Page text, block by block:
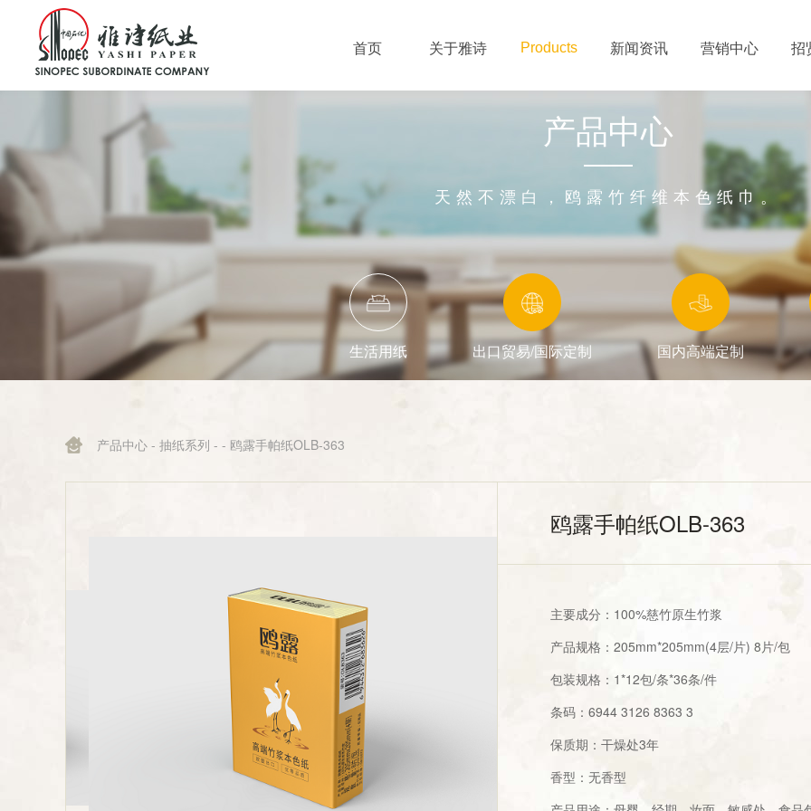
首页 关于雅诗 Products 新闻资讯 营销中心 招
产品中心
天然不漂白，鸥露竹纤维本色纸巾。
生活用纸 出口贸易/国际定制 国内高端定制
产品中心 - 抽纸系列 - - 鸥露手帕纸OLB-363
鸥露手帕纸OLB-363
主要成分：100%慈竹原生竹浆
产品规格：205mm*205mm(4层/片) 8片/包
包装规格：1*12包/条*36条/件
条码：6944 3126 8363 3
保质期：干燥处3年
香型：无香型